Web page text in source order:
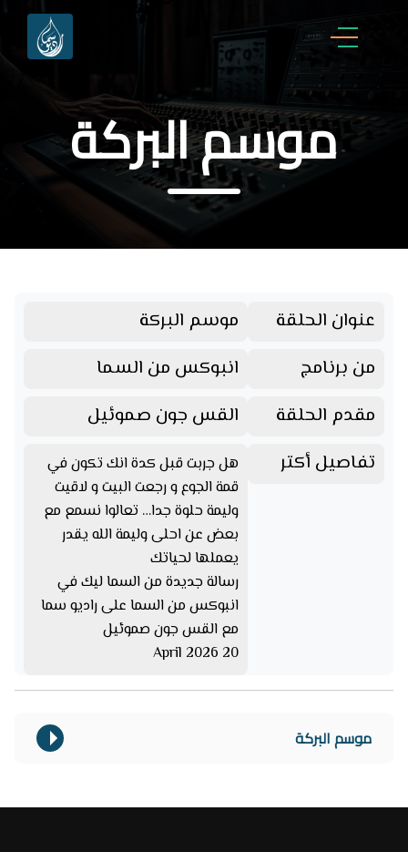
موسم البركة
عنوان الحلقة
موسم البركة
من برنامج
انبوكس من السما
مقدم الحلقة
القس جون صموئيل
تفاصيل أكتر
هل جربت قبل كدة انك تكون في
قمة الجوع و رجعت البيت و لاقيت
وليمة حلوة جدا… تعالوا نسمع مع
بعض عن احلى وليمة الله يقدر
يعملها لحياتك
رسالة جديدة من السما ليك في
انبوكس من السما على راديو سما
مع القس جون صموئيل
20 April 2026
موسم البركة